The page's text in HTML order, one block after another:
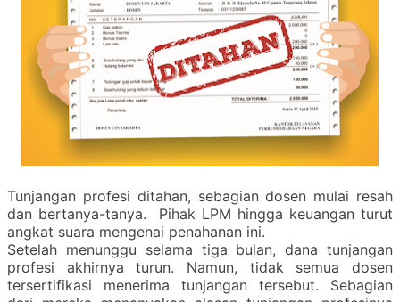
Tunjangan profesi ditahan, sebagian dosen mulai resah
dan bertanya-tanya. Pihak LPM hingga keuangan turut
angkat suara mengenai penahanan ini.
Setelah menunggu selama tiga bulan, dana tunjangan
profesi akhirnya turun. Namun, tidak semua dosen
tersertifikasi menerima tunjangan tersebut. Sebagian